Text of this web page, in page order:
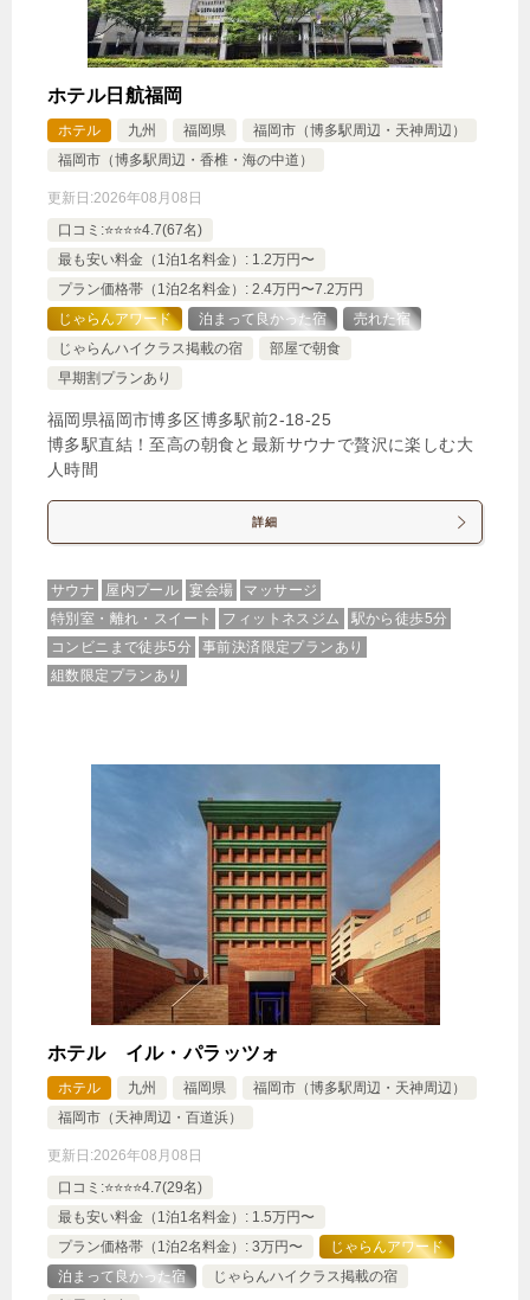
ホテル日航福岡
ホテル 九州 福岡県
福岡市（博多駅周辺・天神周辺）
福岡市（博多駅周辺・香椎・海の中道）
更新日:2026年08月08日
口コミ:⭐️⭐️⭐️⭐️4.7(67名)
最も安い料金（1泊1名料金）: 1.2万円〜
プラン価格帯（1泊2名料金）: 2.4万円〜7.2万円
じゃらんアワード
泊まって良かった宿
売れた宿
じゃらんハイクラス掲載の宿
部屋で朝食
早期割プランあり
福岡県福岡市博多区博多駅前2-18-25
博多駅直結！至高の朝食と最新サウナで贅沢に楽しむ大
人時間
詳細
サウナ 屋内プール 宴会場
マッサージ
特別室・離れ・スイート
フィットネスジム
駅から徒歩5分
コンビニまで徒歩5分
事前決済限定プランあり
組数限定プランあり
ホテル イル・パラッツォ
ホテル 九州 福岡県
福岡市（博多駅周辺・天神周辺）
福岡市（天神周辺・百道浜）
更新日:2026年08月08日
口コミ:⭐️⭐️⭐️⭐️4.7(29名)
最も安い料金（1泊1名料金）: 1.5万円〜
プラン価格帯（1泊2名料金）: 3万円〜
じゃらんアワード
泊まって良かった宿
じゃらんハイクラス掲載の宿